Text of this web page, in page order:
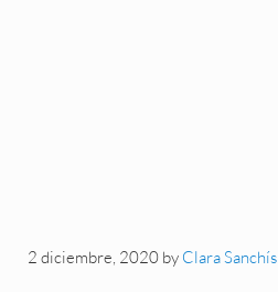
2 diciembre, 2020 by Clara Sanchís